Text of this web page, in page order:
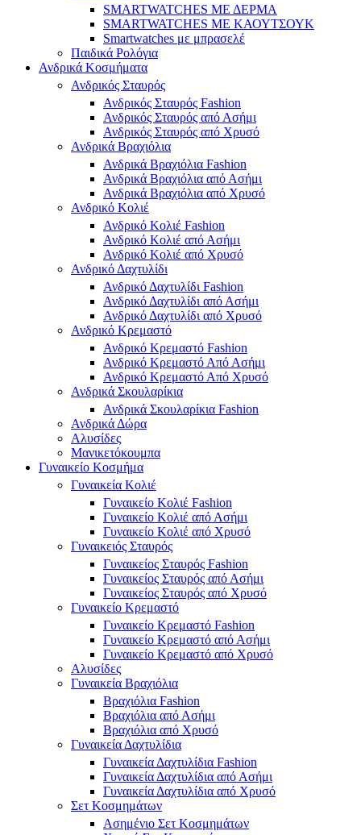
SMARTWATCHES ΜΕ ΔΕΡΜΑ
SMARTWATCHES ΜΕ ΚΑΟΥΤΣΟΥΚ
Smartwatches με μπρασελέ
Παιδικά Ρολόγια
Ανδρικά Κοσμήματα
Ανδρικός Σταυρός
Ανδρικός Σταυρός Fashion
Ανδρικός Σταυρός από Ασήμι
Ανδρικός Σταυρός από Χρυσό
Ανδρικά Βραχιόλια
Ανδρικά Βραχιόλια Fashion
Ανδρικά Βραχιόλια από Ασήμι
Ανδρικά Βραχιόλια από Χρυσό
Ανδρικό Κολιέ
Ανδρικό Κολιέ Fashion
Ανδρικό Κολιέ από Ασήμι
Ανδρικό Κολιέ από Χρυσό
Ανδρικό Δαχτυλίδι
Ανδρικό Δαχτυλίδι Fashion
Ανδρικό Δαχτυλίδι από Ασήμι
Ανδρικό Δαχτυλίδι από Χρυσό
Ανδρικό Κρεμαστό
Ανδρικό Κρεμαστό Fashion
Ανδρικό Κρεμαστό Από Ασήμι
Ανδρικό Κρεμαστό Από Χρυσό
Ανδρικά Σκουλαρίκια
Ανδρικά Σκουλαρίκια Fashion
Ανδρικά Δώρα
Αλυσίδες
Μανικετόκουμπα
Γυναικείο Κοσμήμα
Γυναικεία Κολιέ
Γυναικείο Κολιέ Fashion
Γυναικείο Κολιέ από Ασήμι
Γυναικείο Κολιέ από Χρυσό
Γυναικειός Σταυρός
Γυναικείος Σταυρός Fashion
Γυναικείος Σταυρός από Ασήμι
Γυναικείος Σταυρός από Χρυσό
Γυναικείο Κρεμαστό
Γυναικείο Κρεμαστό Fashion
Γυναικείο Κρεμαστό από Ασήμι
Γυναικείο Κρεμαστό από Χρυσό
Αλυσίδες
Γυναικεία Βραχιόλια
Βραχιόλια Fashion
Βραχιόλια από Ασήμι
Βραχιόλια από Χρυσό
Γυναικεία Δαχτυλίδια
Γυναικεία Δαχτυλίδια Fashion
Γυναικεία Δαχτυλίδια από Ασήμι
Γυναικεία Δαχτυλίδια από Χρυσό
Σετ Κοσμημάτων
Ασημένιο Σετ Κοσμημάτων